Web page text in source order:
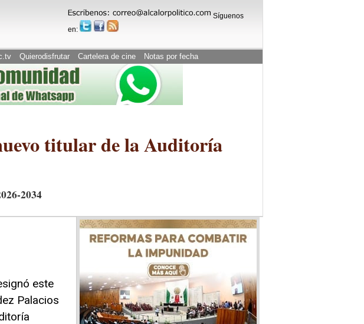
Síguenos
en:
Quierodisfrutar Cartelera de cine Notas por fecha
titular de la Auditoría
2034
este
Palacios